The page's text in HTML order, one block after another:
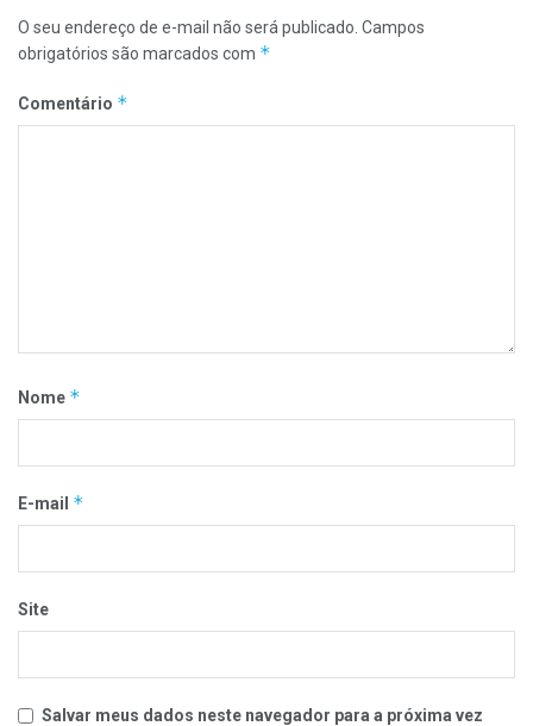
O seu endereço de e-mail não será publicado. Campos
obrigatórios são marcados com *
Comentário *
Nome *
E-mail *
Site
Salvar meus dados neste navegador para a próxima vez